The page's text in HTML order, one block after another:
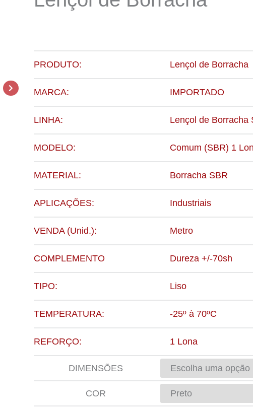
PRODUTO: Lençol de Borracha
MARCA: IMPORTADO
LINHA: Lençol de Borracha
MODELO: Comum (SBR) 1
MATERIAL: Borracha SBR
APLICAÇÕES: Industriais
VENDA (Unid.): Metro
COMPLEMENTO Dureza +/-70sh
TIPO: Liso
TEMPERATURA: -25º à 70ºC
REFORÇO: 1 Lona
DIMENSÕES
COR